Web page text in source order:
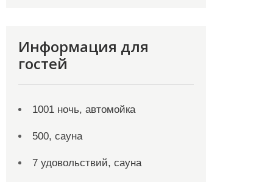
Информация для
гостей
1001 ночь, автомойка
500, сауна
7 удовольствий, сауна